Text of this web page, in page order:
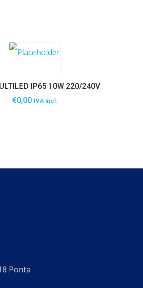
IP65 10W 220/240V
€0,00 IVA incl.
Ponta